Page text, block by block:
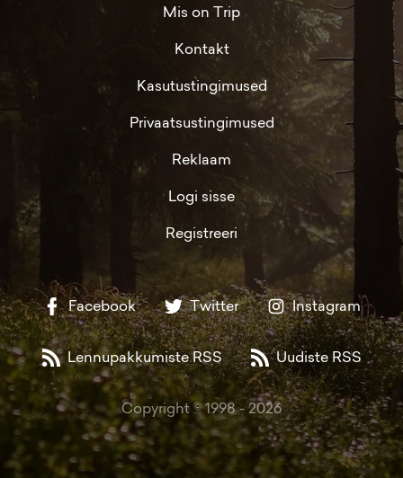
Mis on Trip
Kontakt
Kasutustingimused
Privaatsustingimused
Reklaam
Logi sisse
Registreeri
Facebook Twitter Instagram
Lennupakkumiste RSS Uudiste RSS
Copyright © 1998 -2026